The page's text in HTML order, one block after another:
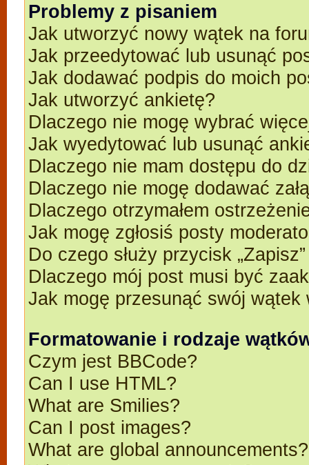
Problemy z pisaniem
Jak utworzyć nowy wątek na
Jak przeedytować lub usunąć
Jak dodawać podpis do moich
Jak utworzyć ankietę?
Dlaczego nie mogę wybrać
Jak wyedytować lub usunąć
Dlaczego nie mam dostępu do
Dlaczego nie mogę dodawać
Dlaczego otrzymałem
Jak mogę zgłosiś posty
Do czego służy przycisk
Dlaczego mój post musi być
Jak mogę przesunąć swój wątek
Formatowanie i rodzaje
Czym jest BBCode?
Can I use HTML?
What are Smilies?
Can I post images?
What are global announcements?